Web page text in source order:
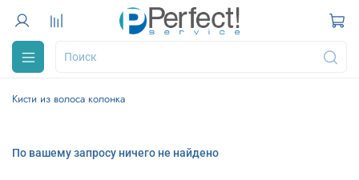
Кисти из волоса колонка
По вашему запросу ничего не найдено